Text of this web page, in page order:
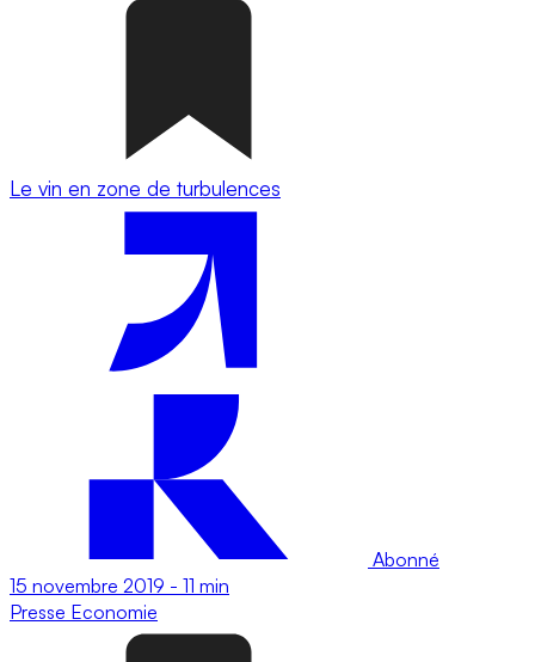
Le vin en zone de turbulences
Abonné
15 novembre 2019 - 11 min
Presse Economie